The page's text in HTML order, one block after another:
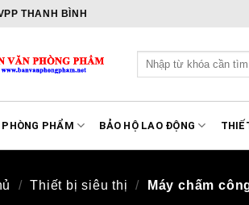
THANH BÌNH
Tìm
kiếm:
PHẨM BẢO HỘ LAO ĐỘNG
/ Thiết bị siêu thị / Máy chấm